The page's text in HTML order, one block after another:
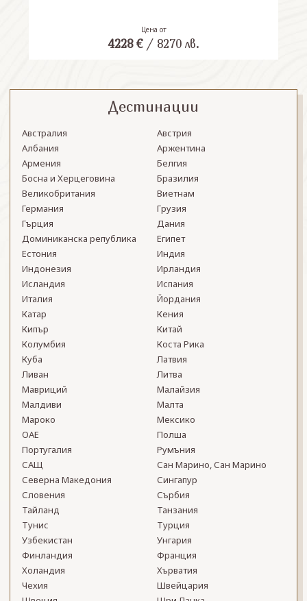
Цена от
4228 €/ 8270 лв.
Дестинации
Австралия
Австрия
Албания
Аржентина
Армения
Белгия
Босна и Херцеговина
Бразилия
Великобритания
Виетнам
Германия
Грузия
Гърция
Дания
Доминиканска република
Египет
Естония
Индия
Индонезия
Ирландия
Исландия
Испания
Италия
Йордания
Катар
Кения
Кипър
Китай
Колумбия
Коста Рика
Куба
Латвия
Ливан
Литва
Мавриций
Малайзия
Малдиви
Малта
Мароко
Мексико
ОАЕ
Полша
Португалия
Румъния
САЩ
Сан Марино, Сан Марино
Северна Македония
Сингапур
Словения
Сърбия
Тайланд
Танзания
Тунис
Турция
Узбекистан
Унгария
Финландия
Франция
Холандия
Хърватия
Чехия
Швейцария